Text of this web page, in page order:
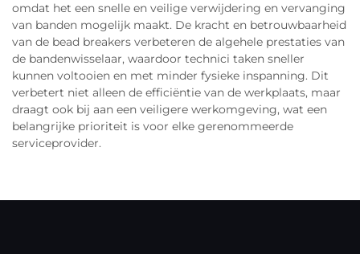
omdat het een snelle en veilige verwijdering en vervanging
van banden mogelijk maakt. De kracht en betrouwbaarheid
van de bead breakers verbeteren de algehele prestaties van
de bandenwisselaar, waardoor technici taken sneller
kunnen voltooien en met minder fysieke inspanning. Dit
verbetert niet alleen de efficiëntie van de werkplaats, maar
draagt ook bij aan een veiligere werkomgeving, wat een
belangrijke prioriteit is voor elke gerenommeerde
serviceprovider.